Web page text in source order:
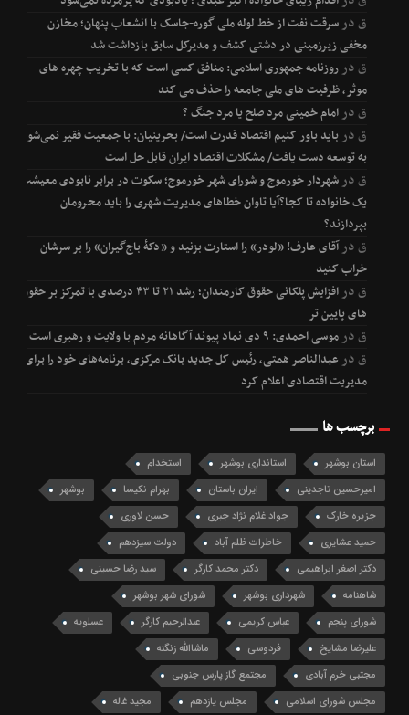
قدرسرقت نفت از خط لوله ملی گوره-جاسک با انشعاب پنهان؛ مخازن
مخفی زیرزمینی در دشتی کشف و مدیرکل سابق بازداشت شد
قدرروزنامه جمهوری اسلامی: منافق کسی است که با تخریب چهره های
موثر، ظرفیت های ملی جامعه را حذف می کند
قدرامام خمینی مرد صلح یا مرد جنگ ؟
قدرباید باور کنیم اقتصاد قدرت است/ بحرینیان: با جمعیت فقیر نمی‌شود
به توسعه دست یافت/ مشکلات اقتصاد ایران قابل حل است
قدرشهردار خورموج و شورای شهر خورموج؛ سکوت در برابر نابودی معیشت
یک خانواده تا کجا؟آیا تاوان خطاهای مدیریت شهری را باید محرومان
بپردازند؟
قدرآقای عارف! «لودر» را استارت بزنید و «دکۀ باج‌گیران» را بر سرشان
خراب کنید
قدر
افزایش پلکانی حقوق کارمندان؛ رشد ۲۱ تا ۴۳ درصدی با تمرکز بر حقوق
های پایین تر
قدرموسی احمدی: ۹ دی نماد پیوند آگاهانه مردم با ولایت و رهبری است
قدرعبدالناصر همتی، رئیس کل جدید بانک مرکزی، برنامه‌های خود را برای
مدیریت اقتصادی اعلام کرد
برچسب ها
استان بوشهر استانداری بوشهر
استخدام
امیرحسین تاجدینی
ایران باستان بهرام نکیسا
بوشهر
جزیره خارک
جواد غلام نژاد جبری
حسن لاوری
حمید عشایری
خاطرات ظلم آباد
دولت سیزدهم
دکتر اصغر ابراهیمی
دکتر محمد کارگر
سید رضا حسینی
شاهنامه
شهرداری بوشهر
شورای شهر بوشهر
شورای پنجم
عباس کریمی عبدالرحیم کارگر
عسلویه
علیرضا مشایخ
فردوسی
ماشاالله زنگنه
مجتبی خرم آبادی
مجتمع گاز پارس جنوبی
مجلس شورای اسلامی
مجلس یازدهم مجید غاله